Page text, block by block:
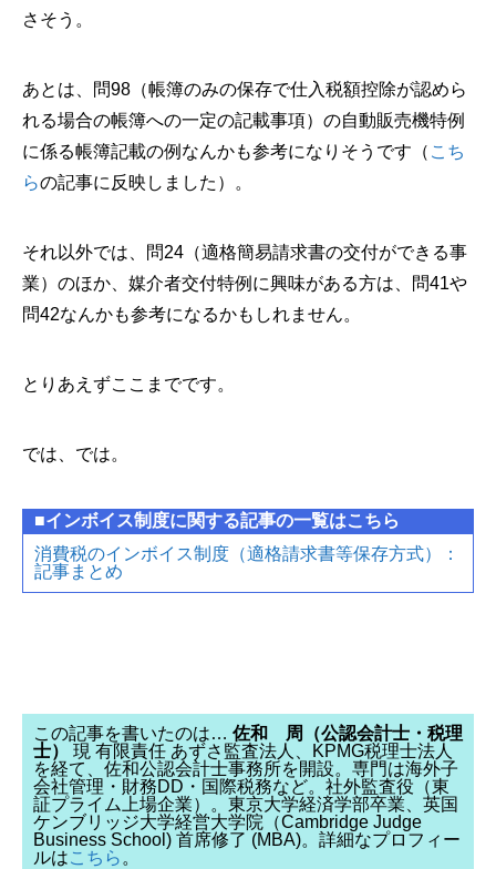
さそう。
あとは、問98（帳簿のみの保存で仕入税額控除が認めら
れる場合の帳簿への一定の記載事項）の自動販売機特例
に係る帳簿記載の例なんかも参考になりそうです（ こち
らの記事に反映しました）。
それ以外では、問24（適格簡易請求書の交付ができる事
業）のほか、媒介者交付特例に興味がある方は、問41や
問42なんかも参考になるかもしれません。
とりあえずここまでです。
では、では。
■インボイス制度に関する記事の一覧はこちら
消費税のインボイス制度（適格請求書等保存方式）：
記事まとめ
この記事を書いたのは… 佐和 周（公認会計士・税理
士）
現 有限責任 あずさ監査法人、KPMG税理士法人
を経て、佐和公認会計士事務所を開設。専門は海外子
会社管理・財務DD・国際税務など。社外監査役（東
証プライム上場企業）。東京大学経済学部卒業、英国
ケンブリッジ大学経営大学院（Cambridge Judge
Business School) 首席修了 (MBA)。詳細なプロフィー
ルはこちら 。